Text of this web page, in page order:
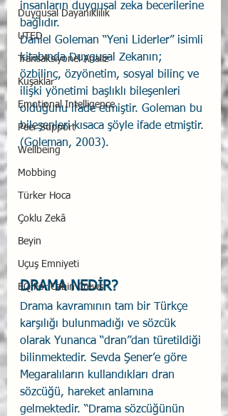
Duygusal Dayanıklılık
UTED
Transaksiyonel Analiz
Kuşaklar
Emotional Intelligence
Peer Support
Wellbeing
Mobbing
Türker Hoca
Çoklu Zekâ
Beyin
Uçuş Emniyeti
EQ For Cabin Crews
insanların duygusal zeka becerilerine
bağlıdır.
Daniel Goleman “Yeni Liderler” isimli
kitabında Duygusal Zekanın;
özbilinç, özyönetim, sosyal bilinç ve
ilişki yönetimi başlıklı bileşenleri
olduğunu ifade etmiştir. Goleman bu
bileşenleri kısaca şöyle ifade etmiştir.
(Goleman, 2003).
DRAMA NEDİR?
Drama kavramının tam bir Türkçe
karşılığı bulunmadığı ve sözcük
olarak Yunanca “dran”dan türetildiği
bilinmektedir. Sevda Şener’e göre
Megaralıların kullandıkları dran
sözcüğü, hareket anlamına
gelmektedir. “Drama sözcüğünün